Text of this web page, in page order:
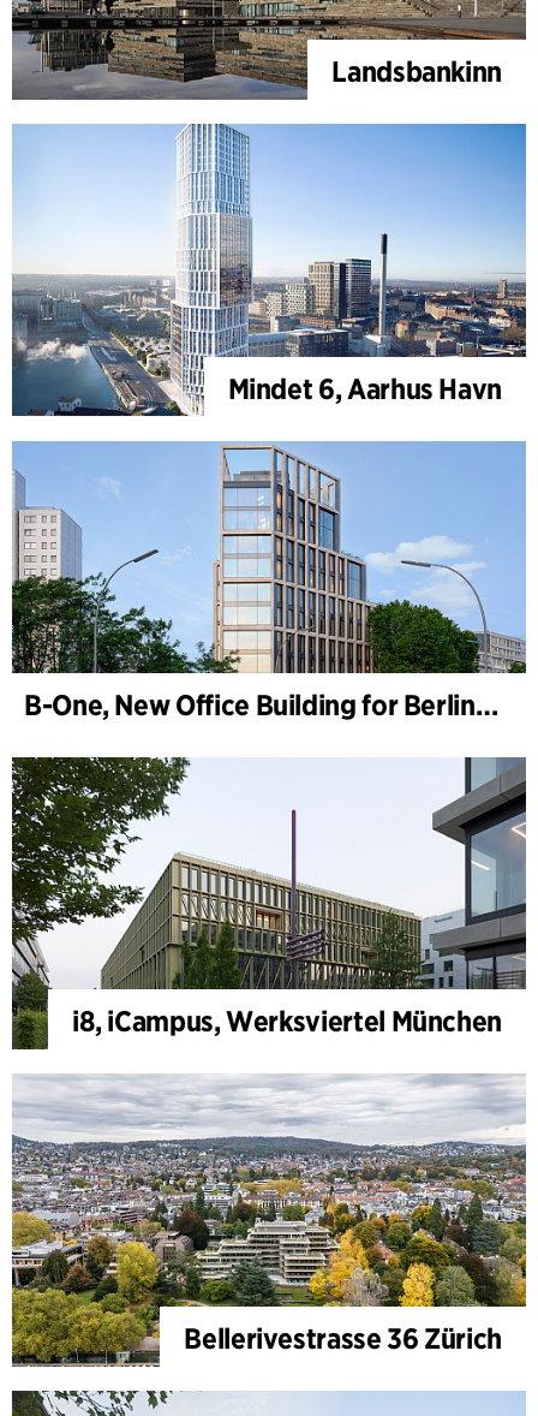
Landsbankinn
Mindet 6, Aarhus Havn
B-One, New Office Building for Berlin Hyp
i8, iCampus, Werksviertel München
Bellerivestrasse 36 Zürich